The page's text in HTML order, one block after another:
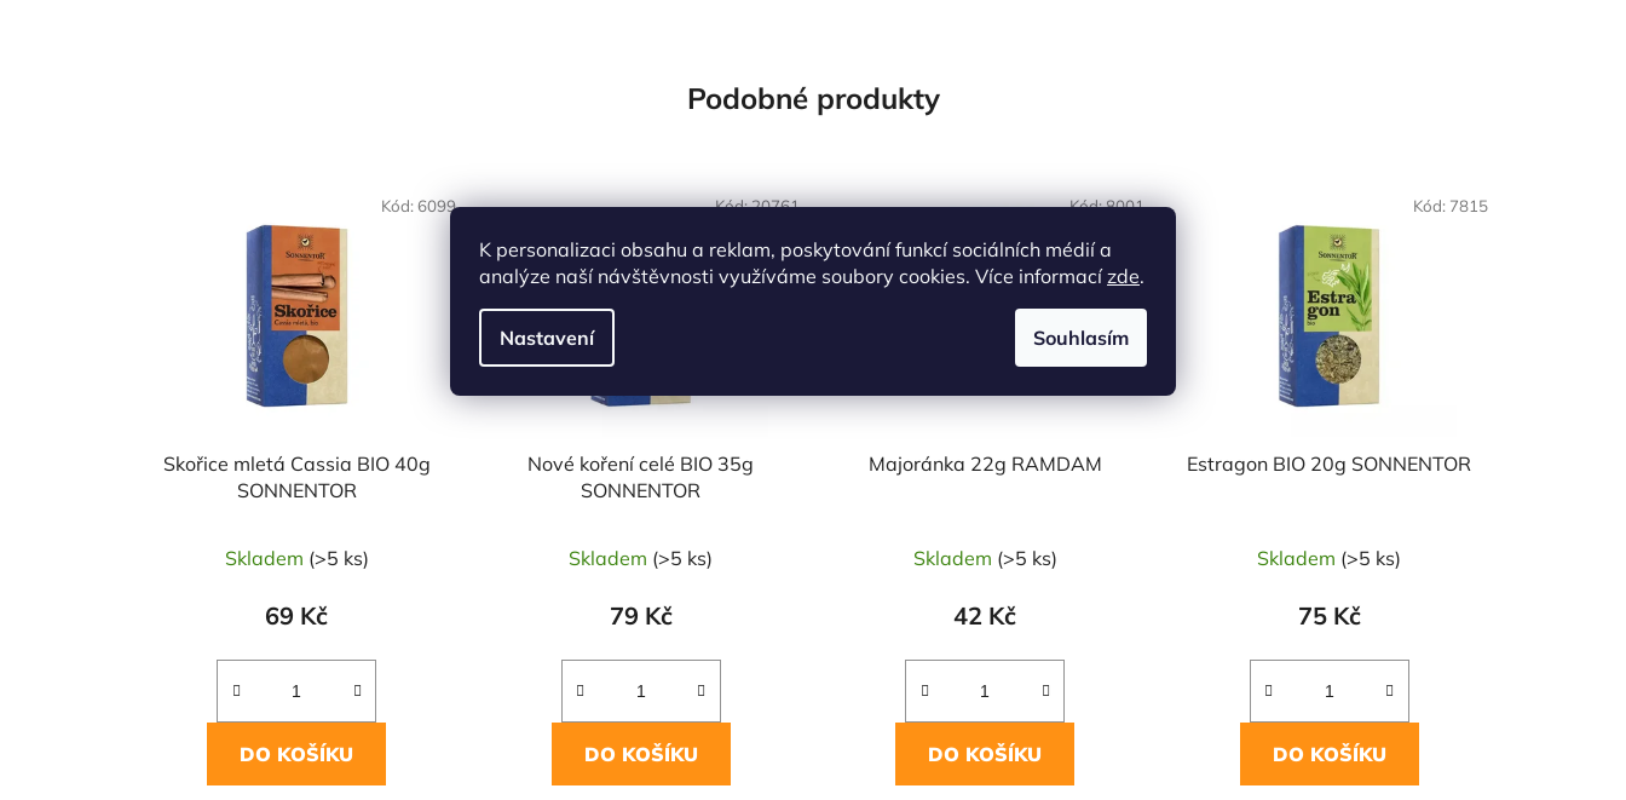
K personalizaci obsahu a reklam, poskytování funkcí sociálních médií a
analýze naší návštěvnosti využíváme soubory cookies. Více informacízde.
Nastavení Souhlasím
Podobné produkty
Skořice mletá Cassia BIO 40g
SONNENTOR
Skladem (>5 ks)
69 Kč
DO KOŠÍKU
Kód: 6099
VOLBA
Nové koření celé BIO 35g
SONNENTOR
Skladem (>5 ks)
79 Kč
DO KOŠÍKU
Kód:20761
VOLBA
Majoránka 22g RAMDAM
Skladem (>5 ks)
42 Kč
DO KOŠÍKU
Kód:8001
Estragon BIO 20g SONNENTOR
Skladem (>5 ks)
75 Kč
DO KOŠÍKU
Kód: 7815